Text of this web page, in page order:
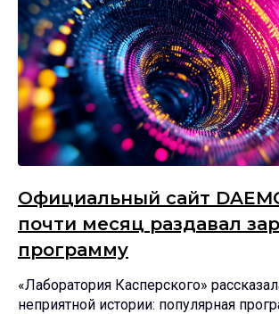
Официальный сайт
почти месяц раздавал
программу
«Лаборатория Касперского»
неприятной истории: популярная